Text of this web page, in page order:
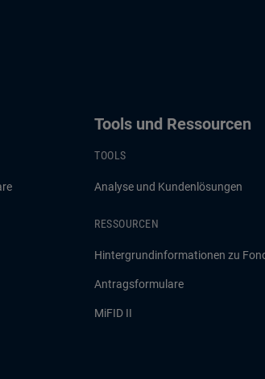
Tools und Ressourcen
TOOLS
Analyse und Kundenlösungen
RESSOURCEN
Hintergrundinformationen zu
Antragsformulare
MiFID II